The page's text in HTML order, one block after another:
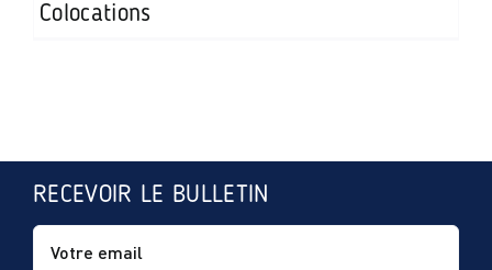
Colocations
RECEVOIR LE BULLETIN